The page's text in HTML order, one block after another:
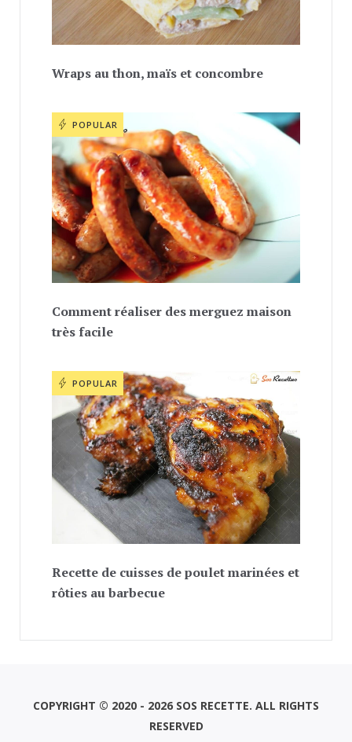
Wraps au thon, maïs et concombre
POPULAR
Comment réaliser des merguez maison
très facile
POPULAR
Recette de cuisses de poulet marinées et
rôties au barbecue
COPYRIGHT © 2020 - 2026 SOS RECETTE. ALL RIGHTS
RESERVED